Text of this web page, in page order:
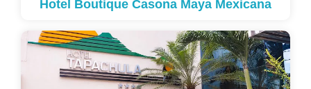
Hotel Boutique Casona Maya Mexicana